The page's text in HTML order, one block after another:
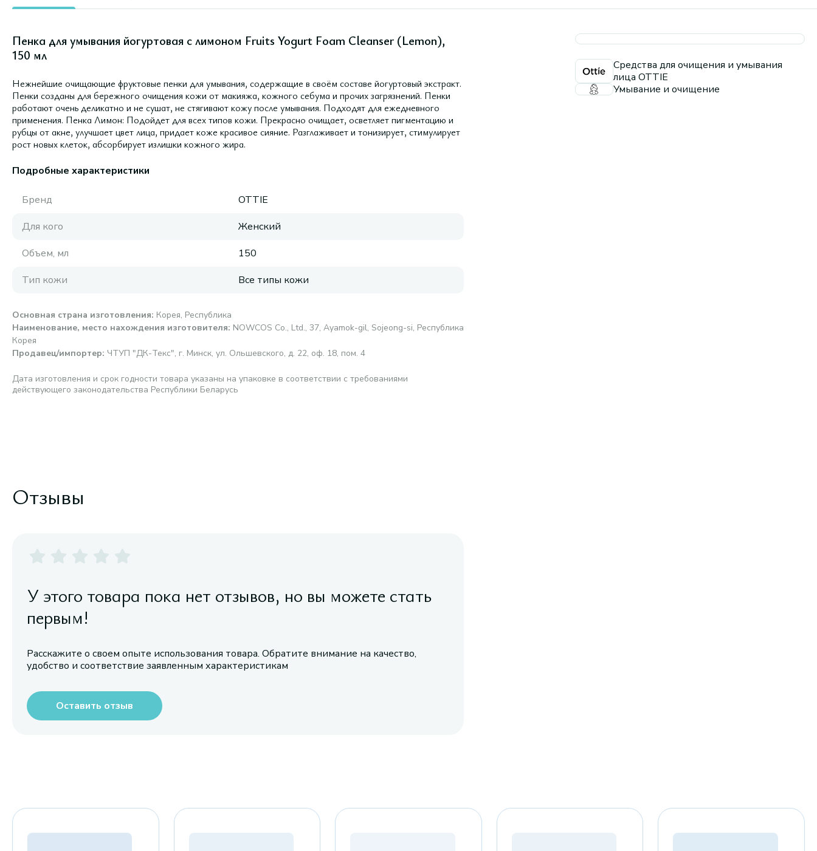
Пенка для умывания йогуртовая с лимоном Fruits Yogurt Foam Cleanser (Lemon),
150 мл
Нежнейшие очищающие фруктовые пенки для умывания, содержащие в своём составе йогуртовый экстракт.
Пенки созданы для бережного очищения кожи от макияжа, кожного себума и прочих загрязнений. Пенки
работают очень деликатно и не сушат, не стягивают кожу после умывания. Подходят для ежедневного
применения. Пенка Лимон: Подойдет для всех типов кожи. Прекрасно очищает, осветляет пигментацию и
рубцы от акне, улучшает цвет лица, придает коже красивое сияние. Разглаживает и тонизирует, стимулирует
рост новых клеток, абсорбирует излишки кожного жира.
Подробные характеристики
Бренд
OTTIE
Для кого
Женский
Объем, мл
150
Тип кожи
Все типы кожи
Основная страна изготовления: Корея, Республика
Наименование, место нахождения изготовителя: NOWCOS Co., Ltd., 37, Ayamok-gil, Sojeong-si, Республика
Корея
Продавец/импортер: ЧТУП "ДК-Текс", г. Минск, ул. Ольшевского, д. 22, оф. 18, пом. 4
Дата изготовления и срок годности товара указаны на упаковке в соответствии с требованиями
действующего законодательства Республики Беларусь
Средства для очищения и умывания
лица OTTIE
Умывание и очищение
Отзывы
У этого товара пока нет отзывов, но вы можете стать
первым!
Расскажите о своем опыте использования товара. Обратите внимание на качество,
удобство и соответствие заявленным характеристикам
Оставить отзыв